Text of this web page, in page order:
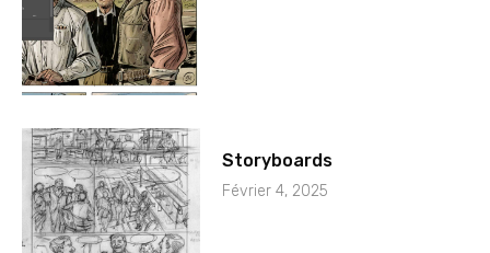
Storyboards
Février 4, 2025